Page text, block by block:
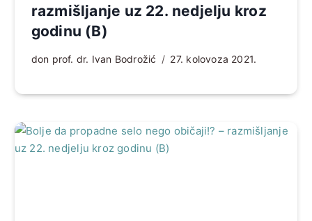
razmišljanje uz 22. nedjelju kroz
godinu (B)
don prof. dr. Ivan Bodrožić 27. kolovoza 2021.